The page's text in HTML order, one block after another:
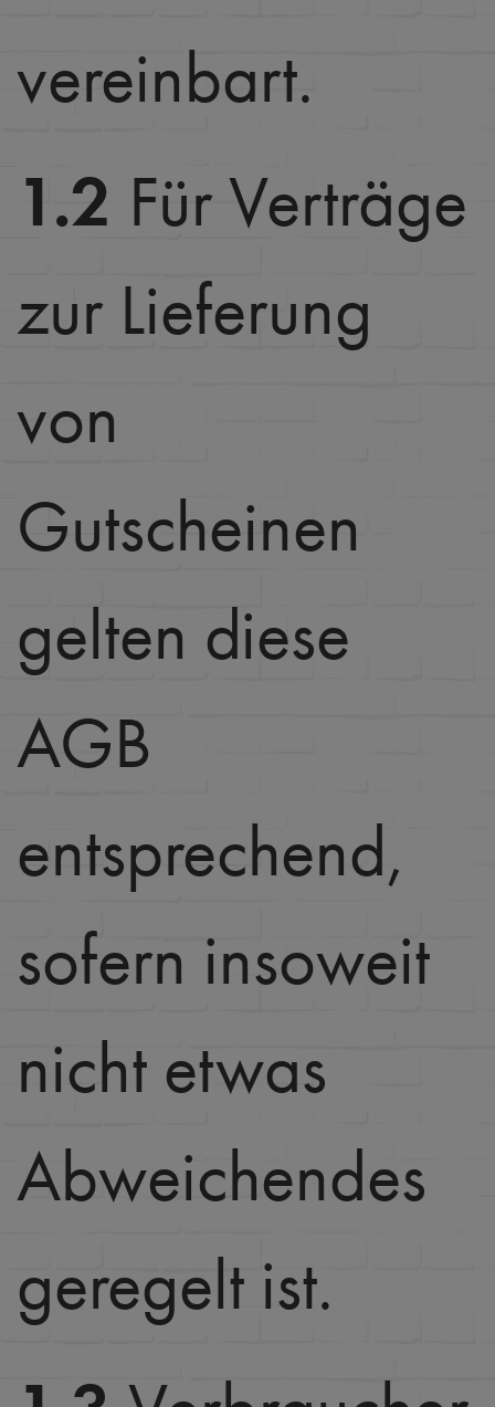
vereinbart.
1.2 Für Verträge
zur Lieferung
von
Gutscheinen
gelten diese
AGB
entsprechend,
sofern insoweit
nicht etwas
Abweichendes
geregelt ist.